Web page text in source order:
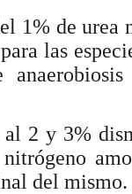
1% de urea
las
2 y 3%
del mismo.